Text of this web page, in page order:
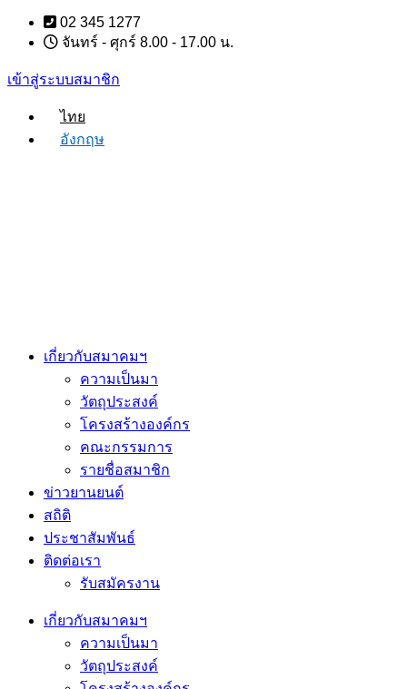
Skip
content
02 345 1277
จันทร์ - ศุกร์ 8.00 - 17.00 น.
เข้าสู่ระบบสมาชิก
ไทย
อังกฤษ
เกี่ยวกับสมาคมฯ
ความเป็นมา
วัตถุประสงค์
โครงสร้างองค์กร
คณะกรรมการ
รายชื่อสมาชิก
ข่าวยานยนต์
สถิติ
ประชาสัมพันธ์
ติดต่อเรา
รับสมัครงาน
เกี่ยวกับสมาคมฯ
ความเป็นมา
วัตถุประสงค์